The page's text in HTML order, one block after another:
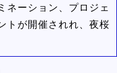
ネーション、プロジェ
トが開催されれ、夜桜